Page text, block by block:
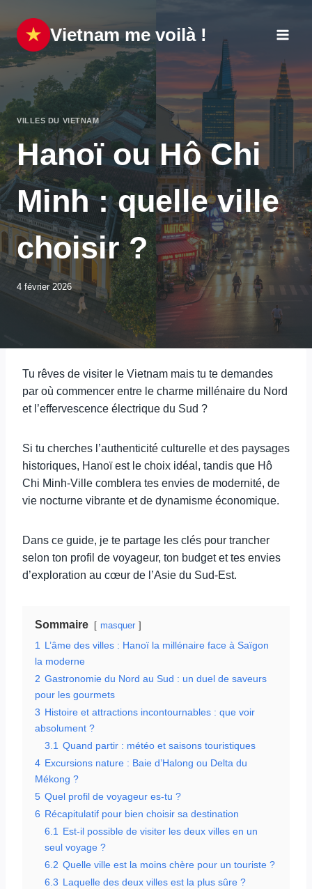
contenu
Vietnam me voilà !
VILLES DU VIETNAM
Hanoï ou Hô Chi
Minh : quelle ville
choisir ?
4 février 2026
Tu rêves de visiter le Vietnam mais tu te demandes
par où commencer entre le charme millénaire du Nord
et l’effervescence électrique du Sud ?
Si tu cherches l’authenticité culturelle et des paysages
historiques, Hanoï est le choix idéal, tandis que Hô
Chi Minh-Ville comblera tes envies de modernité, de
vie nocturne vibrante et de dynamisme économique.
Dans ce guide, je te partage les clés pour trancher
selon ton profil de voyageur, ton budget et tes envies
d’exploration au cœur de l’Asie du Sud-Est.
Sommaire masquer
1
L’âme des villes : Hanoï la millénaire face à Saïgon
la moderne
2 Gastronomie du Nord au Sud : un duel de saveurs
pour les gourmets
3 Histoire et attractions incontournables : que voir
absolument ?
3.1 Quand partir : météo et saisons touristiques
4 Excursions nature : Baie d’Halong ou Delta du
Mékong ?
5 Quel profil de voyageur es-tu ?
6 Récapitulatif pour bien choisir sa destination
6.1
Est-il possible de visiter les deux villes en un
seul voyage ?
6.2 Quelle ville est la moins chère pour un touriste ?
6.3 Laquelle des deux villes est la plus sûre ?